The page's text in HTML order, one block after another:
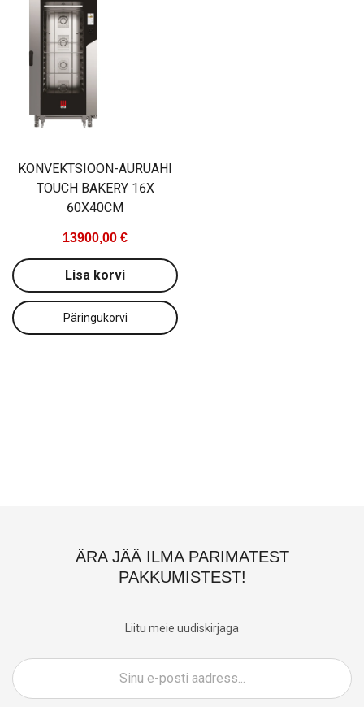
KONVEKTSIOON-AURUAHI
TOUCH BAKERY 16X
60X40CM
13900,00 €
Lisa korvi
ÄRA JÄÄ ILMA PARIMATEST
PAKKUMISTEST!
Liitu meie uudiskirjaga